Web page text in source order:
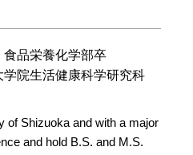
品栄養化学部卒
学院生活健康科学研究科
of Shizuoka and with a major
and hold B.S. and M.S.